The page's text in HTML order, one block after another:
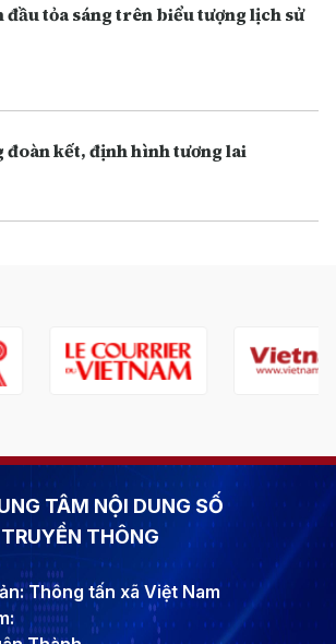
đầu tỏa sáng trên biểu tượng lịch sử
đoàn kết, định hình tương lai
TÂM NỘI DUNG SỐ
THÔNG
Thông tấn xã Việt Nam